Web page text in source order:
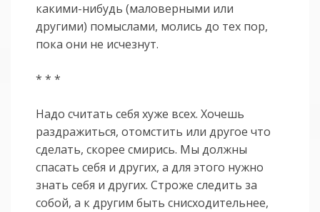
какими-нибудь (маловерными или
другими) помыслами, молись до тех пор,
пока они не исчезнут.
* * *
Надо считать себя хуже всех. Хочешь
раздражиться, отомстить или другое что
сделать, скорее смирись. Мы должны
спасать себя и других, а для этого нужно
знать себя и других. Строже следить за
собой, а к другим быть снисходительнее,